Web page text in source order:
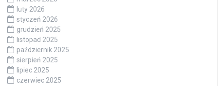
luty 2026
styczeń 2026
grudzień 2025
listopad 2025
październik 2025
sierpień 2025
lipiec 2025
czerwiec 2025